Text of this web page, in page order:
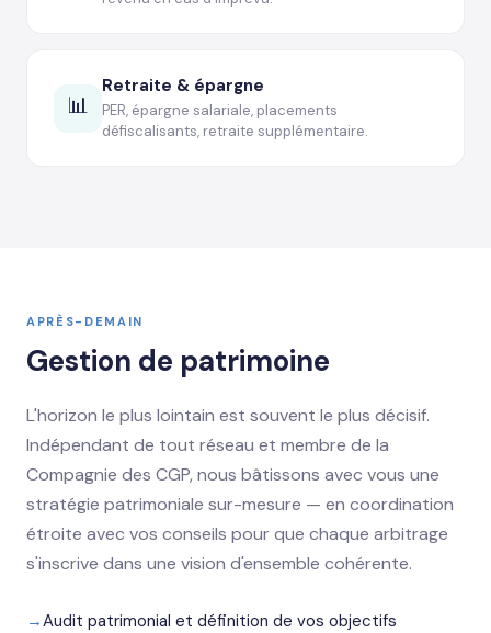
📊
Retraite & épargne
PER, épargne salariale, placements
défiscalisants, retraite supplémentaire.
APRÈS-DEMAIN
Gestion de patrimoine
L'horizon le plus lointain est souvent le plus décisif.
Indépendant de tout réseau et membre de la
Compagnie des CGP, nous bâtissons avec vous une
stratégie patrimoniale sur-mesure — en coordination
étroite avec vos conseils pour que chaque arbitrage
s'inscrive dans une vision d'ensemble cohérente.
Audit patrimonial et définition de vos objectifs